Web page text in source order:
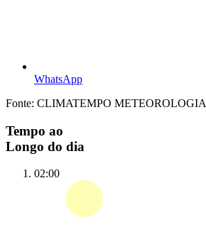
WhatsApp
Fonte: CLIMATEMPO METEOROLOGIA
Tempo ao
Longo do dia
02:00